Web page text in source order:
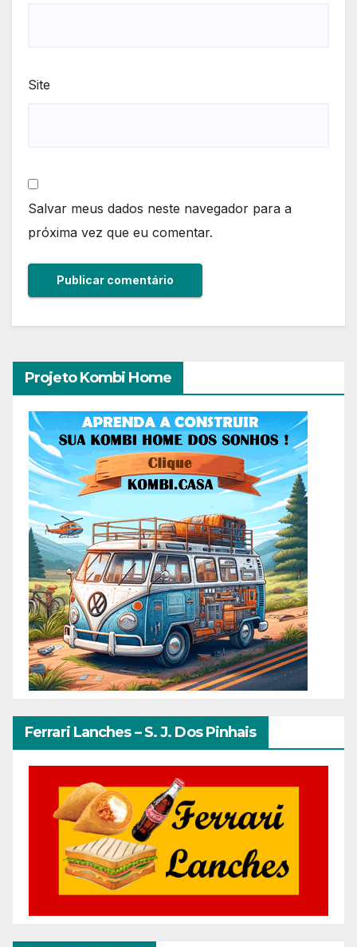
Site
Salvar meus dados neste navegador para a
próxima vez que eu comentar.
Projeto Kombi Home
Ferrari Lanches – S. J. Dos Pinhais